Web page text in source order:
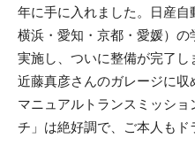
年に手に入れました。日産自
横浜・愛知・京都・愛媛）
実施し、ついに整備が完了
近藤真彦さんのガレージに収
マニュアルトランスミッシ
チ」は絶好調で、ご本人もド